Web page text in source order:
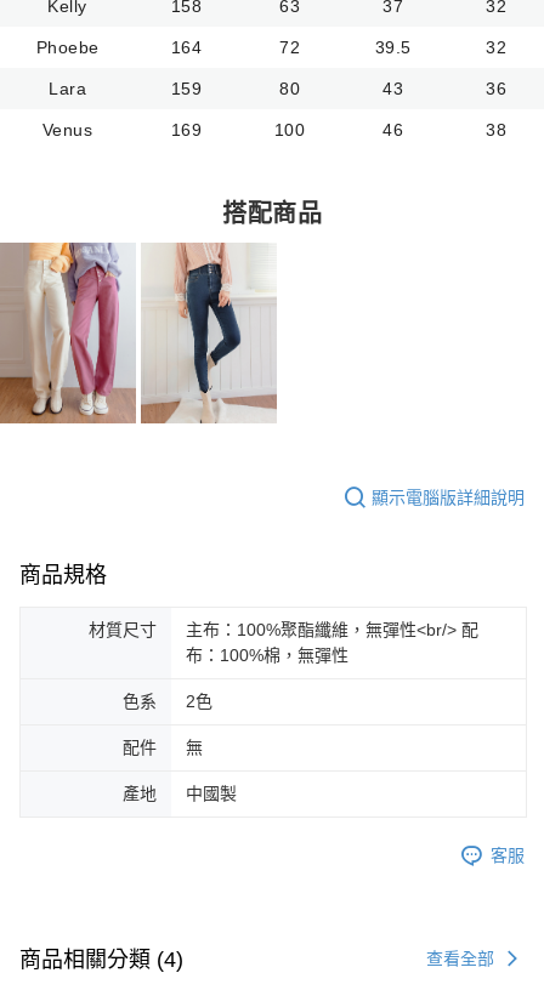
Kelly 158 63 37 32
Phoebe 164 72 39.5 32
Lara 159 80 43 36
Venus 169 100 46 38
搭配商品
顯示電腦版詳細說明
商品規格
材質尺寸
主布：100%聚酯纖維，無彈性<br/> 配
布：100%棉，無彈性
色系 2色
配件 無
產地 中國製
客服
商品相關分類 (4) 查看全部